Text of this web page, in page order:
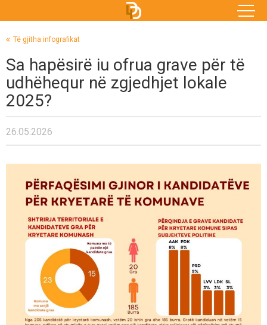
Të gjitha infografikat
Sa hapësirë iu ofrua grave për të
udhëhequr në zgjedhjet lokale
2025?
26.05.2026